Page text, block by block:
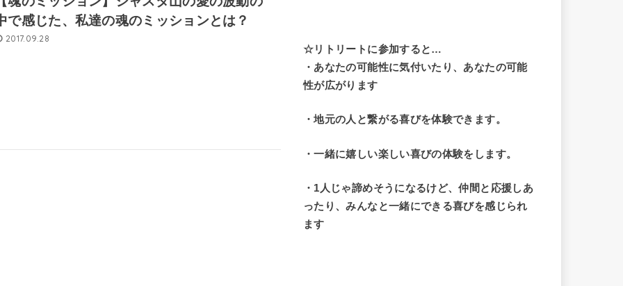
で感じた、私達の魂のミッションとは？
2017.09.28
☆リトリートに参加すると…
・ あなたの可能性に気付いたり、あなたの可能
性が広がります
・地元の人と繋がる喜びを体験できます。
・一緒に嬉しい楽しい喜びの体験をします。
・1人じゃ諦めそうになるけど、仲間と応援しあ
ったり、みんなと一緒にできる喜びを感じられ
ます